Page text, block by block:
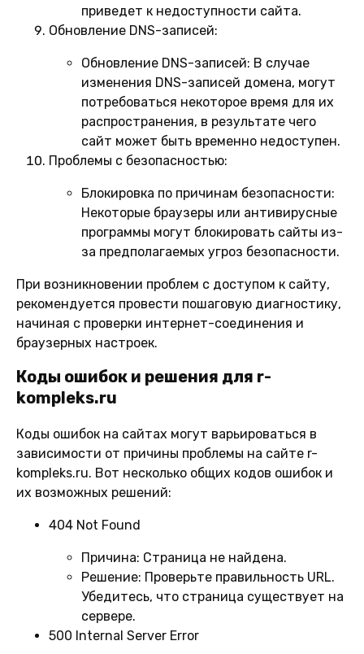
приведет к недоступности сайта.
Обновление DNS-записей:
Обновление DNS-записей: В случае
изменения DNS-записей домена, могут
потребоваться некоторое время для их
распространения, в результате чего
сайт может быть временно недоступен.
Проблемы с безопасностью:
Блокировка по причинам безопасности:
Некоторые браузеры или антивирусные
программы могут блокировать сайты из-
за предполагаемых угроз безопасности.
При возникновении проблем с доступом к сайту,
рекомендуется провести пошаговую диагностику,
начиная с проверки интернет-соединения и
браузерных настроек.
Коды ошибок и решения для r-
kompleks.ru
Коды ошибок на сайтах могут варьироваться в
зависимости от причины проблемы на сайте r-
kompleks.ru. Вот несколько общих кодов ошибок и
их возможных решений:
404 Not Found
Причина: Страница не найдена.
Решение: Проверьте правильность URL.
Убедитесь, что страница существует на
сервере.
500 Internal Server Error